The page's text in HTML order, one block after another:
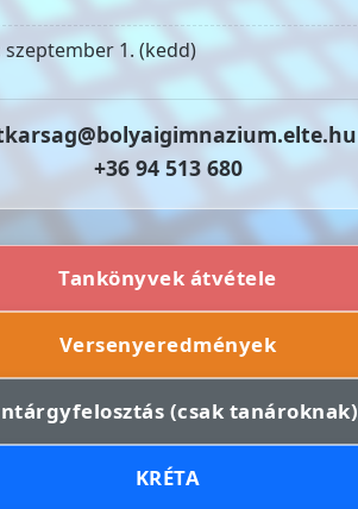
szeptember 1. (kedd)
+36 94 513 680
Tankönyvek átvétele
Versenyeredmények
(csak tanároknak)
KRÉTA